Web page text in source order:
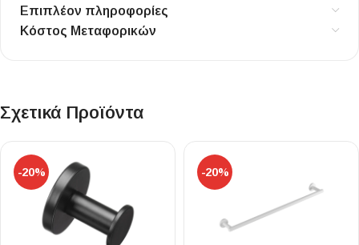
Επιπλέον πληροφορίες
Κόστος Μεταφορικών
Σχετικά Προϊόντα
-20% -20%